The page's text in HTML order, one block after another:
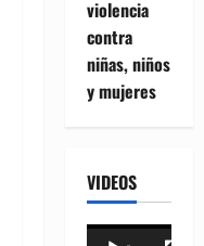
violencia
contra
niñas, niños
y mujeres
VIDEOS
Reproductor